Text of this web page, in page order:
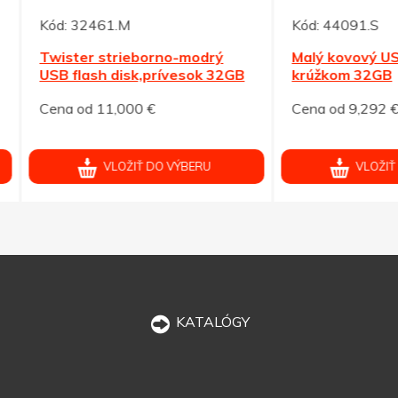
32461.M
strieborno-modrý
flash disk,prívesok 32GB
od 11,000 €
VLOŽIŤ DO VÝBERU
44091.S
Malý kovový USB flash
krúžkom 32GB
Cena od 9,292 €
VLOŽIŤ DO VÝBERU
KATALÓGY